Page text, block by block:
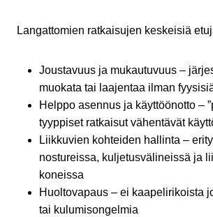
Langattomien ratkaisujen keskeisiä
Joustavuus ja mukautuvuus –
muokata tai laajentaa ilman
Helppo asennus ja käyttöönotto –
tyyppiset ratkaisut vähentävät
Liikkuvien kohteiden hallinta –
nostureissa, kuljetusvälineissä ja
koneissa
Huoltovapaus – ei kaapelirikoista
tai kulumisongelmia